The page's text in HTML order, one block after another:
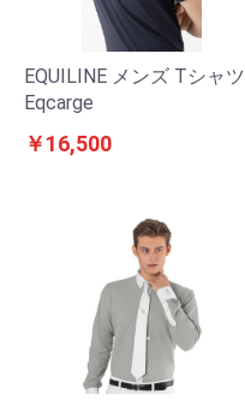
EQUILINE メンズ Tシャツ
Eqcarge
￥16,500